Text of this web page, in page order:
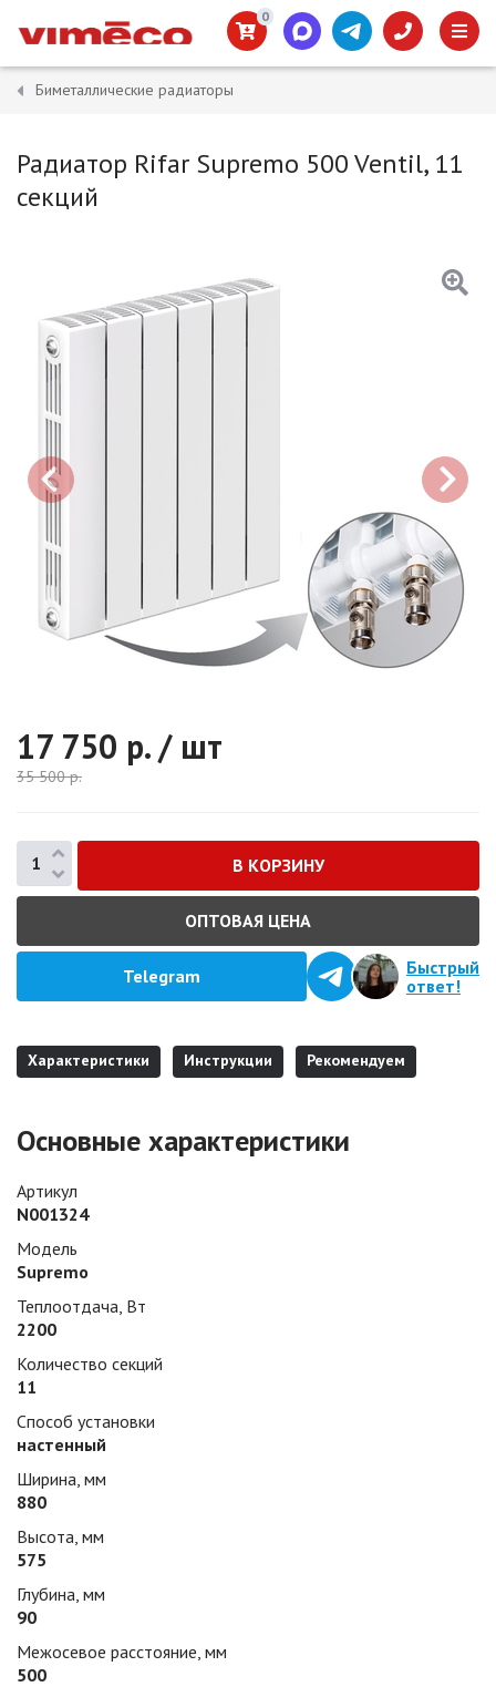
0
Биметаллические радиаторы
Радиатор Rifar Supremo 500 Ventil, 11
секций
17 750 р. / шт
35 500р.
ОПТОВАЯ ЦЕНА
Telegram
Быстрый
ответ!
Характеристики Инструкции Рекомендуем
Основные характеристики
Артикул
N001324
Модель
Supremo
Теплоотдача, Вт
2200
Количество секций
11
Способ установки
настенный
Ширина, мм
880
Высота, мм
575
Глубина, мм
90
Межосевое расстояние, мм
500